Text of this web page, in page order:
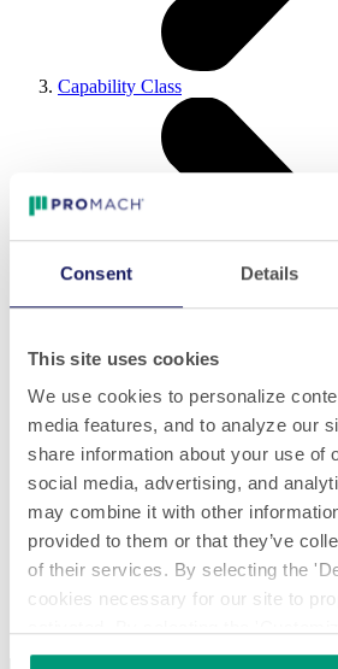
Consent Details
This site uses cookies
We use cookies to personalize
media features, and to analyze our
share information about your use of
social media, advertising, and
may combine it with other
provided to them or that they’ve
of their services. By selecting the
cookies necessary for our site to
choose the individual categories of
Capability Class
Slip-Torque® - Capability Class